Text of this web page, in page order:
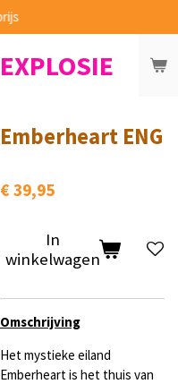
Emberheart ENG
€ 39,95
In
winkelwagen
Omschrijving
Het mystieke eiland
Emberheart is het thuis van